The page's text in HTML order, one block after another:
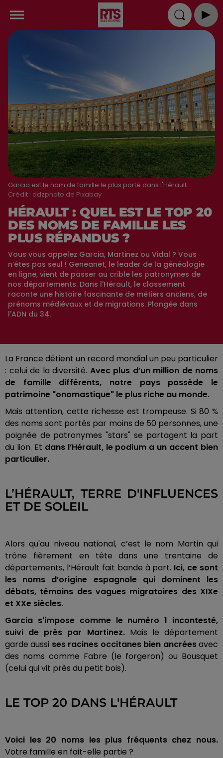
Garcia est le nom de famille le plus porté dans l'Hérault.
Crédit : ddzphoto de Pixabay
HÉRAULT : QUEL EST LE TOP 20
DES NOMS DE FAMILLE LES
PLUS RÉPANDUS ?
Vous vous appelez Garcia, Martinez ou Vidal ? Vous
n’êtes pas seul ! Geneanet, le leader de la généalogie
en ligne, vient de passer au crible les patronymes de
nos départements. Dans l'Hérault, le classement
raconte une histoire fascinante de métiers anciens, de
prénoms médiévaux et de migrations. Plongée dans
l'ADN du 34.
La France détient un record mondial un peu particulier
: celui de la diversité. Avec plus d’un million de noms
de famille différents, notre pays possède le
patrimoine "onomastique" le plus riche au monde.
Mais attention, cette richesse est trompeuse. Si 80 %
des noms sont portés par moins de 50 personnes, une
poignée de patronymes "stars" se partagent la part
du lion. Et dans l’Hérault, le podium a un accent bien
particulier.
L’HÉRAULT, TERRE D'INFLUENCES
ET DE SOLEIL
Alors qu'au niveau national, c’est le nom Martin qui
trône fièrement en tête dans une trentaine de
départements, l’Hérault fait bande à part. Ici, ce sont
les noms d’origine espagnole qui dominent les
débats, témoins des vagues migratoires des XIXe
et XXe siècles.
Garcia s'impose comme le numéro 1 incontesté,
suivi de près par Martinez.Mais le département
garde aussi ses racines occitanes bien ancréesavec
des noms comme Fabre (le forgeron) ou Bousquet
(celui qui vit près du petit bois).
LE TOP 20 DANS L'HÉRAULT
Voici les 20 noms les plus fréquents chez nous.
Votre famille en fait-elle partie ?